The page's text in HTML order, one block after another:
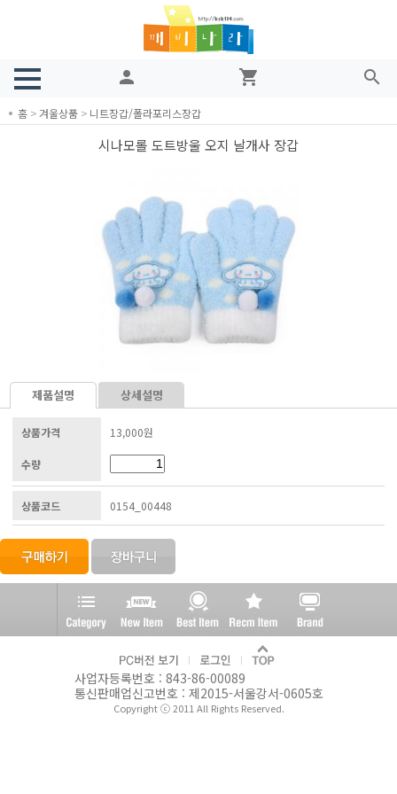
person shopping_cart search
홈 >겨울상품 > 니트장갑/폴라포리스장갑
시나모롤 도트방울 오지 날개사 장갑
제품설명 상세설명
상품가격 13,000원
수량
상품코드 0154_00448
사업자등록번호 : 843-86-00089
통신판매업신고번호 : 제2015-서울강서-0605호
Copyright ⓒ 2011 All Rights Reserved.